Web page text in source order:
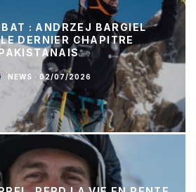
: ANDRZEJ BARGIEL
DERNIER CHAPITRE
NEWS · 02/07/2026